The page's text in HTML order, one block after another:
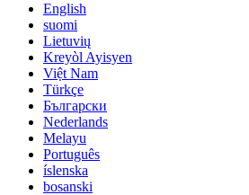
English
suomi
Lietuvių
Kreyòl Ayisyen
Việt Nam
Türkçe
Български
Nederlands
Melayu
Português
íslenska
bosanski